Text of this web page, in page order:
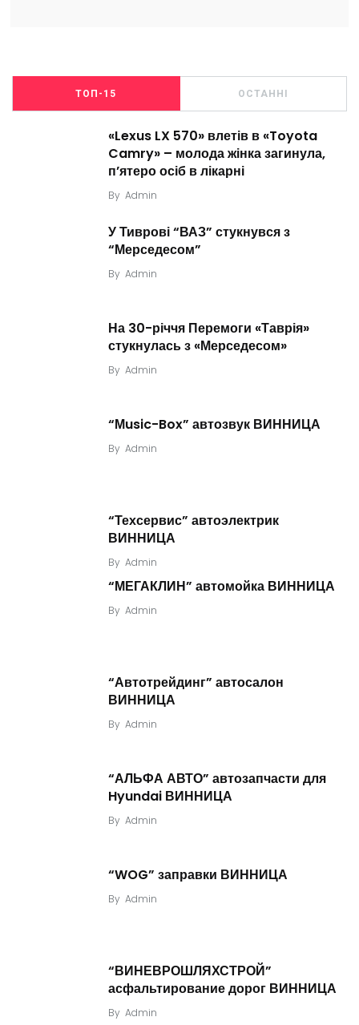
ТОП-15 ОСТАННІ
«Lexus LX 570» влетів в «Toyota
Camry» – молода жінка загинула,
п’ятеро осіб в лікарні
By Admin
У Тиврові “ВАЗ” стукнувся з
“Мерседесом”
By Admin
На 30-річчя Перемоги «Таврія»
стукнулась з «Мерседесом»
By Admin
“Мusic-Box” автозвук ВИННИЦА
By Admin
“Техсервис” автоэлектрик
ВИННИЦА
By Admin
“МЕГАКЛИН” автомойка ВИННИЦА
By Admin
“Автотрейдинг” автосалон
ВИННИЦА
By Admin
“АЛЬФА АВТО” автозапчасти для
Hyundai ВИННИЦА
By Admin
“WOG” заправки ВИННИЦА
By Admin
“ВИНЕВРОШЛЯХСТРОЙ”
асфальтирование дорог ВИННИЦА
By Admin